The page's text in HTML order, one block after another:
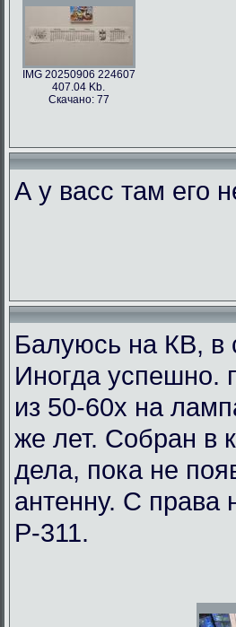
IMG 20250906 224607
407.04 Kb.
Скачано: 77
А у васс там его
Балуюсь на КВ, в
Иногда успешно.
из 50-60х на
же лет. Собран в
дела, пока не
антенну. С
Р-311.